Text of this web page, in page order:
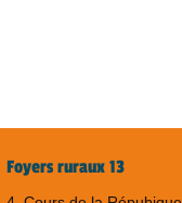
Foyers ruraux 13